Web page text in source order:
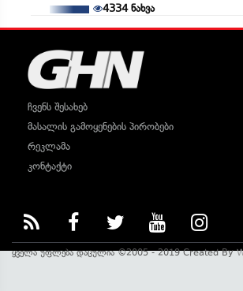
4334ნახვა
ჩვენს შესახებ
მასალის გამოყენების პირობები
რეკლამა
კონტაქტი
ყველა უფლება დაცულია ©2005 - 2019 Created By